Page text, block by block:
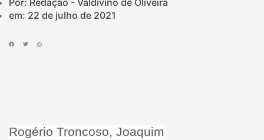
Por: Redação - Valdivino de Oliveira
em: 22 de julho de 2021
Rogério Troncoso, Joaquim